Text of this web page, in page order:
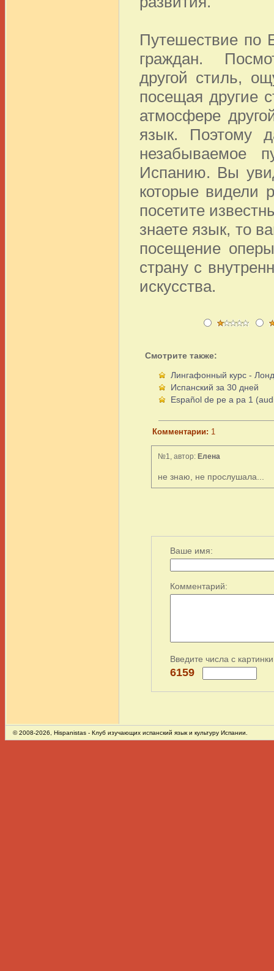
Путешествие по
граждан.
другой стиль,
посещая другие
атмосфере
язык. Поэтому
незабываемое
Испанию. Вы
которые видели
посетите
знаете язык, то
посещение
страну с
искусства.
Смотрите также:
Лингафонный курс -
Испанский за 30 дней
Español de pe a pa 1
Комментарии: 1
№1, автор: Елена
не знаю, не прослушала...
Ваше имя:
Комментарий:
Введите числа с
6159
© 2008-2026, Hispanistas - Клуб изучающих испанский язык и культуру Испании.